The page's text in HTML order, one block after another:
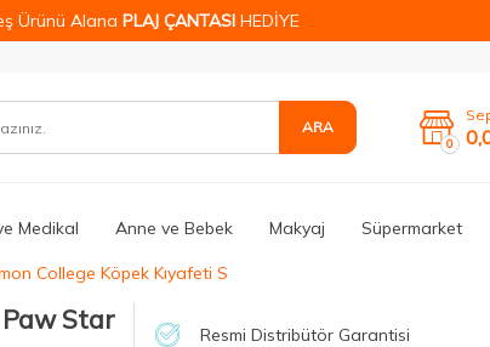
Ürünü Alana PLAJ ÇANTASI HEDİYE
ARA
0
Medikal Anne ve Bebek Makyaj Süpermarket
College Köpek Kıyafeti S
Paw Star Resmi Distribütör Garantisi